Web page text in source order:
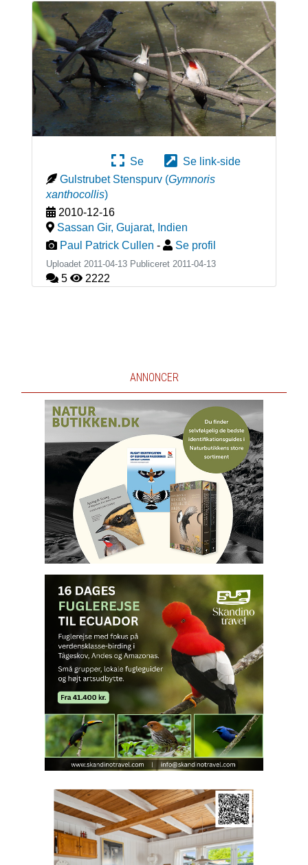
Se
Se link-side
Gulstrubet Stenspurv (Gymnoris
xanthocollis)
2010-12-16
Sassan Gir, Gujarat, Indien
Paul Patrick Cullen - Se profil
Uploadet 2011-04-13 Publiceret 2011-04-13
5 2222
ANNONCER